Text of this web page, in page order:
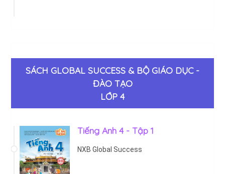
SÁCH GLOBAL SUCCESS & BỘ GIÁO DỤC -
ĐÀO TẠO
LỚP 4
Tiếng Anh 4 - Tập 1
NXB Global Success